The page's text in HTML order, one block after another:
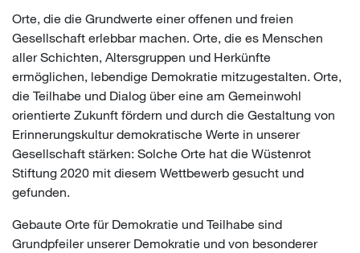
Orte, die die Grundwerte einer offenen und freien
Gesellschaft erlebbar machen. Orte, die es Menschen
aller Schichten, Altersgruppen und Herkünfte
ermöglichen, lebendige Demokratie mitzugestalten. Orte,
die Teilhabe und Dialog über eine am Gemeinwohl
orientierte Zukunft fördern und durch die Gestaltung von
Erinnerungskultur demokratische Werte in unserer
Gesellschaft stärken: Solche Orte hat die Wüstenrot
Stiftung 2020 mit diesem Wettbewerb gesucht und
gefunden.
Gebaute Orte für Demokratie und Teilhabe sind
Grundpfeiler unserer Demokratie und von besonderer